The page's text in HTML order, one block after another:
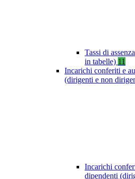
Tassi di
in tabelle) 11
Incarichi conferiti e
(dirigenti e non
Incarichi
dipendenti